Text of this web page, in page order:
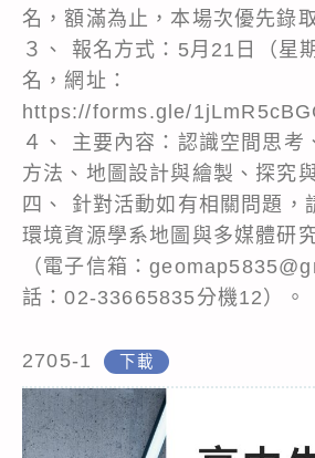
名，額滿為止，本場次優先錄
３、 報名方式：5月21日（星
名，網址：
https://forms.gle/
４、 主要內容：認識空間思考
方法、地圖設計與繪製、探究
四、 針對活動如有相關問題，
環境資源學系地圖與多媒體研
（電子信箱：
話：02-33665835分機12）。
2705-1 下載